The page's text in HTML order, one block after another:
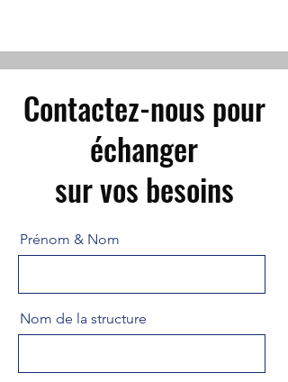
Contactez-nous pour
échanger
sur vos besoins
Prénom & Nom
Nom de la structure